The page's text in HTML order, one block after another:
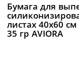
Бумага для
листах 40х60
35 гр AVIORA